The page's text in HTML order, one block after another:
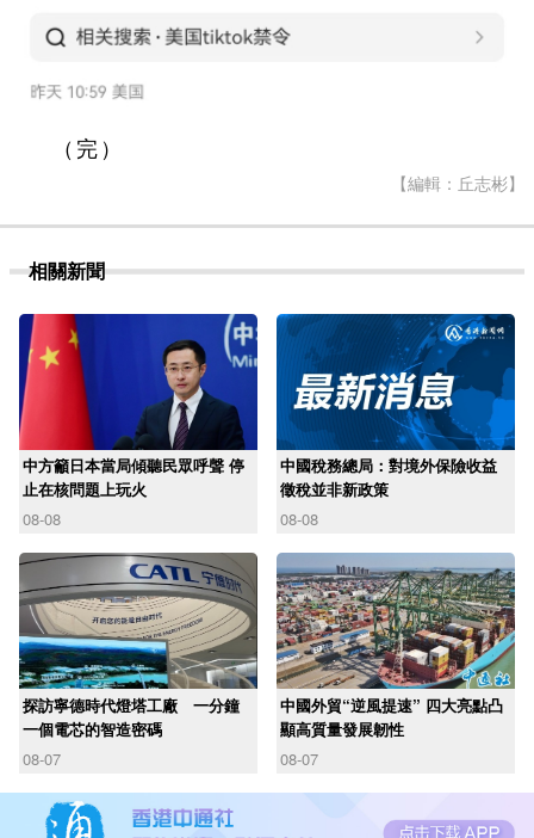
（完）
【編輯：丘志彬】
相關新聞
中方籲日本當局傾聽民眾呼聲 停
止在核問題上玩火
08-08
中國稅務總局：對境外保險收益
徵稅並非新政策
08-08
探訪寧德時代燈塔工廠 一分鐘
一個電芯的智造密碼
08-07
中國外貿“逆風提速” 四大亮點凸
顯高質量發展韌性
08-07